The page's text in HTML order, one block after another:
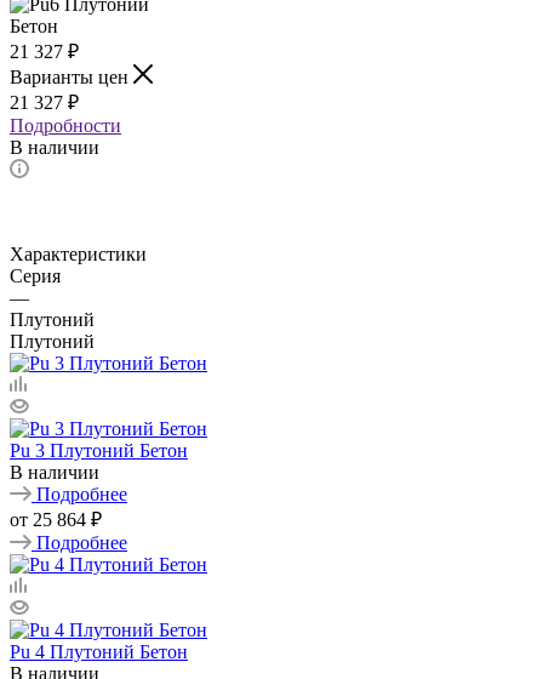
21 327 ₽
Варианты цен
21 327 ₽
Подробности
В наличии
Характеристики
Серия
—
Плутоний
Плутоний
Pu 3 Плутоний Бетон
В наличии
Подробнее
от 25 864 ₽
Подробнее
Pu 4 Плутоний Бетон
В наличии